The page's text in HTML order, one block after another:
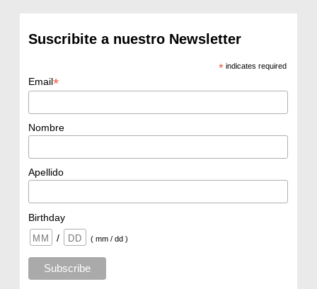
Suscribite a nuestro Newsletter
*indicates required
Email*
Nombre
Apellido
Birthday
/
( mm / dd )